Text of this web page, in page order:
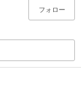
フォロー